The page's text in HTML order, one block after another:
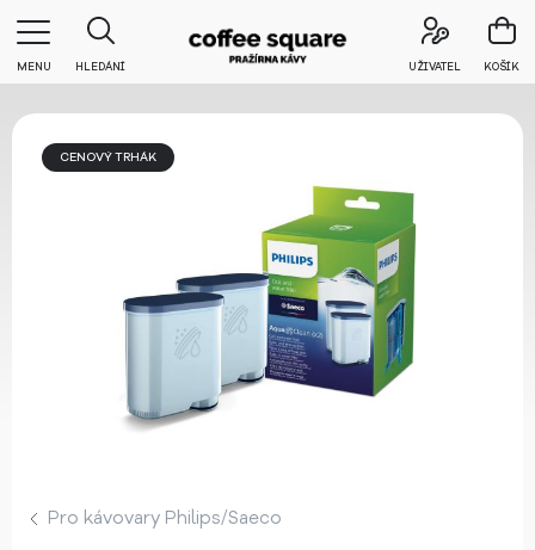
MENU HLEDÁNÍ UŽIVATEL KOŠÍK
CENOVÝ TRHÁK
Pro kávovary Philips/Saeco